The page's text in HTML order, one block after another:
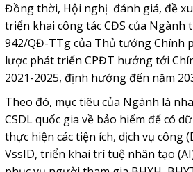
Đồng thời, Hội nghị đánh giá, đề
triển khai công tác CĐS của Ngành
942/QĐ-TTg của Thủ tướng Chính
lược phát triển CPĐT hướng tới
2021-2025, định hướng đến năm
Theo đó, mục tiêu của Ngành là
CSDL quốc gia về bảo hiểm để có
thực hiện các tiện ích, dịch vụ công
VssID, triển khai trí tuệ nhân tạo